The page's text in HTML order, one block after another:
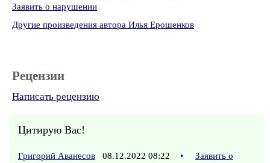
Заявить о нарушении
Другие произведения автора Илья Ерошенков
Рецензии
Написать рецензию
Цитирую Вас!
Григорий Аванесов 08.12.2022 08:22 •
Заявить о